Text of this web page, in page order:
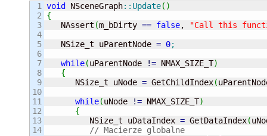
1
2
3
4
5
6
7
8
9
10
11
12
13
14
void NSceneGraph:: Update( )
{
NAssert (m_bDirty == false,
"Call this
   NSize_t uParentNode
= 0;
while(uParentNode != NMAX_SIZE_T)
{
      NSize_t uNode
= GetChildIndex(
while(uNode != NMAX_SIZE_T)
{
         NSize_t uDataIndex
= GetDataIndex(
// Macierze globalne